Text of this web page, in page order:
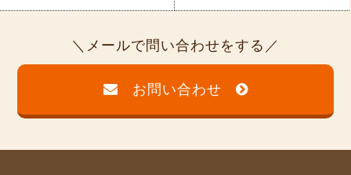
メールで問い合わせをする
お問い合わせ